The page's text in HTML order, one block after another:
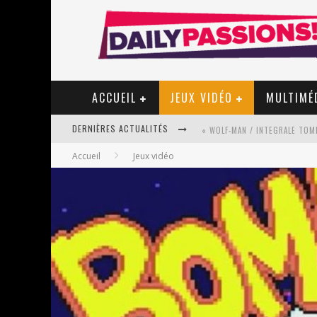
ACCUEIL JEUX VIDÉO
DERNIÈRES ACTUALITÉS « WOLF-MAN / INTEGRALE
« MON VILLAGE RÉVOLTÉ » -
STAR FOX
PSYRIVER 2026 : LA MAGIE
« MOFUSAND / PARLER
Accueil Jeux vidéo